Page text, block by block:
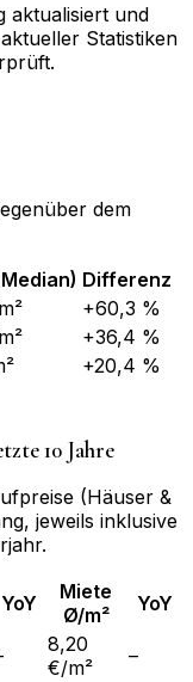
aktualisiert und
Statistiken
dem
Differenz
+60,3 %
+36,4 %
+20,4 %
10 Jahre
(Häuser &
, jeweils inklusive
YoY
Miete
Ø/m²
YoY
8,20
€/m²
–